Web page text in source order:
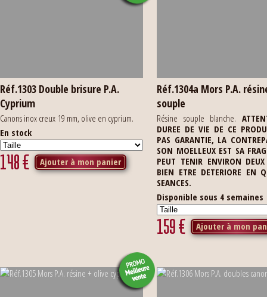
Réf.1303 Double brisure P.A.
Cyprium
Canons inox creux 19 mm, olive en cyprium.
En stock
148€ Ajouter à mon panier
Réf.1304a Mors P.A.
souple
Résine souple blanche.
DUREE DE VIE DE CE
PAS GARANTIE, LA
SON MOELLEUX EST SA
PEUT TENIR ENVIRON
BIEN ETRE DETERIORE EN
SEANCES.
Disponible sous 4 semaines
159€ Ajouter à mon